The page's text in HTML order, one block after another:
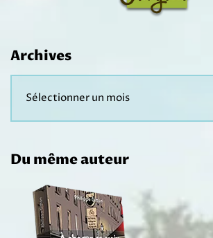
Archives
Du même auteur